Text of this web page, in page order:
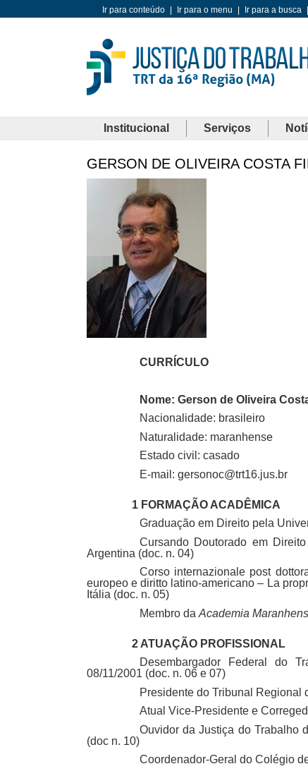
Ir para conteúdo Ir para o menu Ir para a busca
Institucional Serviços
GERSON DE OLIVEIRA COSTA
CURRÍCULO
Nome: Gerson de Oliveira
Nacionalidade: brasileiro
Naturalidade: maranhense
Estado civil: casado
E-mail: gersonoc@trt16.jus.br
1 FORMAÇÃO ACADÊMICA
Graduação em Direito pela
Cursando Doutorado em
Argentina (doc. n. 04)
Corso internazionale post
europeo e diritto latino-americano – La
Itália (doc. n. 05)
Membro daAcademia
2 ATUAÇÃO PROFISSIONAL
Desembargador Federal do
08/11/2001 (doc. n. 06 e 07)
Presidente do Tribunal Regional
Atual Vice-Presidente e
Ouvidor da Justiça do Trabalho
(doc n. 10)
Coordenador-Geral do Colégio